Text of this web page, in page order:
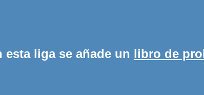
liga se añade un libro de